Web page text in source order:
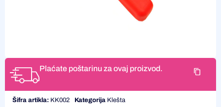
Plaćate poštarinu za ovaj proizvod.
Šifra artikla: KK002 Kategorija Klešta